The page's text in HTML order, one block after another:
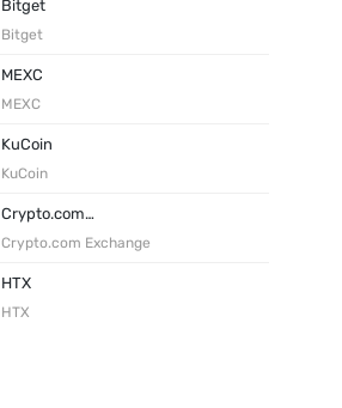
Bitget
Bitget
MEXC
MEXC
KuCoin
KuCoin
Crypto.com Exchange
Crypto.com Exchange
HTX
HTX